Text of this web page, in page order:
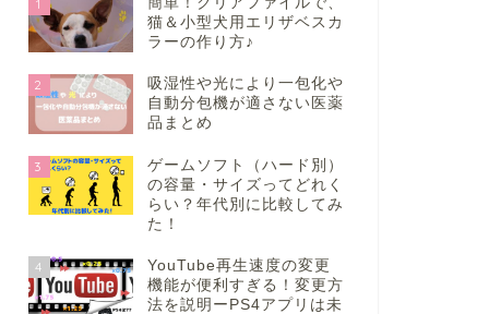
1
猫＆小型犬用エリザベスカ
ラーの作り方♪
2
吸湿性や光により一包化や
自動分包機が適さない医薬
品まとめ
3
ゲームソフト（ハード別）
の容量・サイズってどれく
らい？年代別に比較してみ
た！
4
YouTube再生速度の変更
機能が便利すぎる！変更方
法を説明ーPS4アプリは未